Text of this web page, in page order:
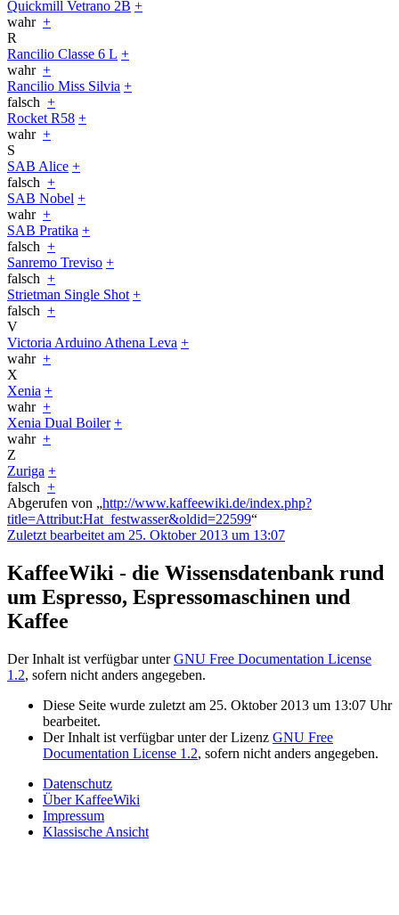
Quickmill Vetrano 2B +
wahr +
R
Rancilio Classe 6 L +
wahr +
Rancilio Miss Silvia +
falsch +
Rocket R58 +
wahr +
S
SAB Alice +
falsch +
SAB Nobel +
wahr +
SAB Pratika +
falsch +
Sanremo Treviso +
falsch +
Strietman Single Shot +
falsch +
V
Victoria Arduino Athena Leva +
wahr +
X
Xenia +
wahr +
Xenia Dual Boiler +
wahr +
Z
Zuriga +
falsch +
Abgerufen von „http://www.kaffeewiki.de/index.php?
title=Attribut:Hat_festwasser&oldid=22599“
Zuletzt bearbeitet am 25. Oktober 2013 um 13:07
KaffeeWiki - die Wissensdatenbank rund
um Espresso, Espressomaschinen und
Kaffee
Der Inhalt ist verfügbar unterGNU Free Documentation License
1.2, sofern nicht anders angegeben.
Diese Seite wurde zuletzt am 25. Oktober 2013 um 13:07 Uhr
bearbeitet.
Der Inhalt ist verfügbar unter der Lizenz GNU Free
Documentation License 1.2, sofern nicht anders angegeben.
Datenschutz
Über KaffeeWiki
Impressum
Klassische Ansicht